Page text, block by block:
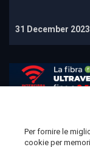
Per fornire le
cookie per
31 December 2023